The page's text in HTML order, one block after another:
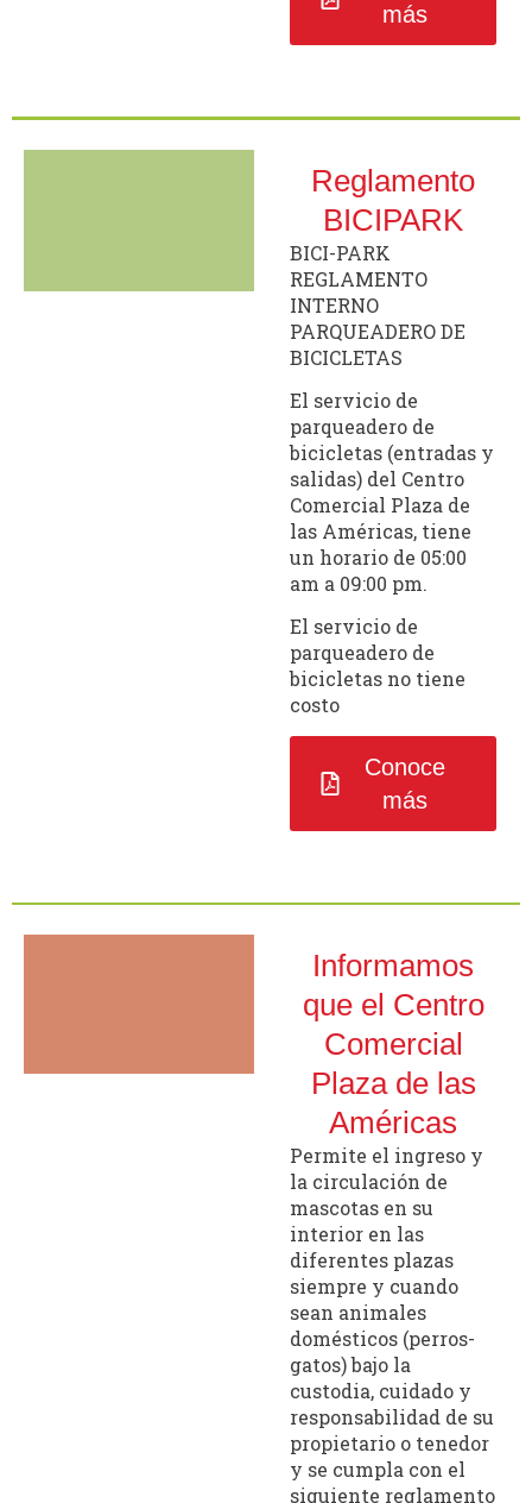
más
Reglamento
BICIPARK
BICI-PARK
REGLAMENTO
INTERNO
PARQUEADERO DE
BICICLETAS
El servicio de
parqueadero de
bicicletas (entradas y
salidas) del Centro
Comercial Plaza de
las Américas, tiene
un horario de 05:00
am a 09:00 pm.
El servicio de
parqueadero de
bicicletas no tiene
costo
Conoce
más
Informamos
que el Centro
Comercial
Plaza de las
Américas
Permite el ingreso y
la circulación de
mascotas en su
interior en las
diferentes plazas
siempre y cuando
sean animales
domésticos (perros-
gatos) bajo la
custodia, cuidado y
responsabilidad de su
propietario o tenedor
y se cumpla con el
siguiente reglamento